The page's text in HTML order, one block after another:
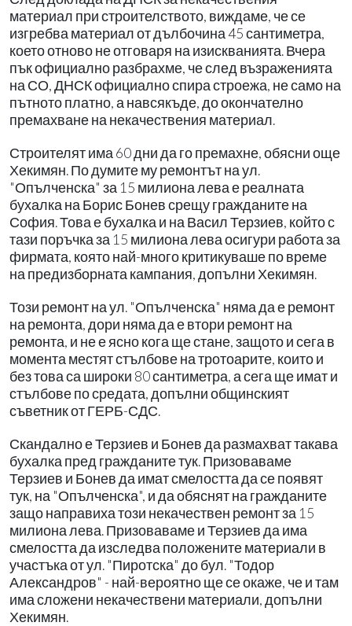
материал при строителството, виждаме, че се
изгребва материал от дълбочина 45 сантиметра,
което отново не отговаря на изискванията. Вчера
пък официално разбрахме, че след възраженията
на СО, ДНСК официално спира строежа, не само на
пътното платно, а навсякъде, до окончателно
премахване на некачествения материал.
Строителят има 60 дни да го премахне, обясни още
Хекимян. По думите му ремонтът на ул.
"Опълченска" за 15 милиона лева е реалната
бухалка на Борис Бонев срещу гражданите на
София. Това е бухалка и на Васил Терзиев, който с
тази поръчка за 15 милиона лева осигури работа за
фирмата, която най-много критикуваше по време
на предизборната кампания, допълни Хекимян.
Този ремонт на ул. "Опълченска" няма да е ремонт
на ремонта, дори няма да е втори ремонт на
ремонта, и не е ясно кога ще стане, защото и сега в
момента местят стълбове на тротоарите, които и
без това са широки 80 сантиметра, а сега ще имат и
стълбове по средата, допълни общинският
съветник от ГЕРБ-СДС.
Скандално е Терзиев и Бонев да размахват такава
бухалка пред гражданите тук. Призоваваме
Терзиев и Бонев да имат смелостта да се появят
тук, на "Опълченска", и да обяснят на гражданите
защо направиха този некачествен ремонт за 15
милиона лева. Призоваваме и Терзиев да има
смелостта да изследва положените материали в
участъка от ул. "Пиротска" до бул. "Тодор
Александров" - най-вероятно ще се окаже, че и там
има сложени некачествени материали, допълни
Хекимян.